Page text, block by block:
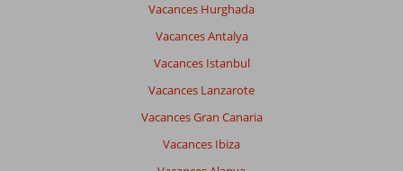
Vacances Hurghada
Vacances Antalya
Vacances Istanbul
Vacances Lanzarote
Vacances Gran Canaria
Vacances Ibiza